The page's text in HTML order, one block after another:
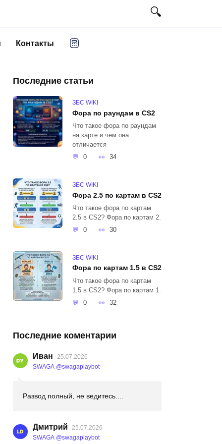
Контакты
Последние статьи
ЗБС WIKI
Фора по раундам в CS2
Что такое фора по раундам
на карте и чем она
отличается
0
34
ЗБС WIKI
Фора 2.5 по картам в CS2
Что такое фора по картам
2.5 в CS2? Фора по картам 2.
0
30
ЗБС WIKI
Фора по картам 1.5 в CS2
Что такое фора по картам
1.5 в CS2? Фора по картам 1.
0
32
Последние коментарии
Иван
25.07.2026
SWAGA @swagaplaybot
Развод полный, не ведитесь....
Дмитрий
25.07.2026
SWAGA @swagaplaybot